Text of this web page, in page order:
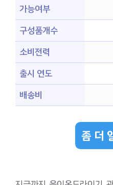
가능여부
구성품개수
소비전력
출시 연도
배송비
좀 더